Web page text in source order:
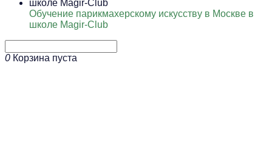
Обучение парикмахерскому искусству в Москве в
школе Magir-Club
0 Корзина пуста